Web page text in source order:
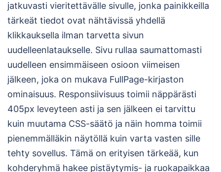
jatkuvasti vieritettävälle sivulle, jonka painikkeilla
tärkeät tiedot ovat nähtävissä yhdellä
klikkauksella ilman tarvetta sivun
uudelleenlataukselle. Sivu rullaa saumattomasti
uudelleen ensimmäiseen osioon viimeisen
jälkeen, joka on mukava FullPage-kirjaston
ominaisuus. Responsiivisuus toimii näppärästi
405px leveyteen asti ja sen jälkeen ei tarvittu
kuin muutama CSS-säätö ja näin homma toimii
pienemmälläkin näytöllä kuin varta vasten sille
tehty sovellus. Tämä on erityisen tärkeää, kun
kohderyhmä hakee pistäytymis- ja ruokapaikkaa